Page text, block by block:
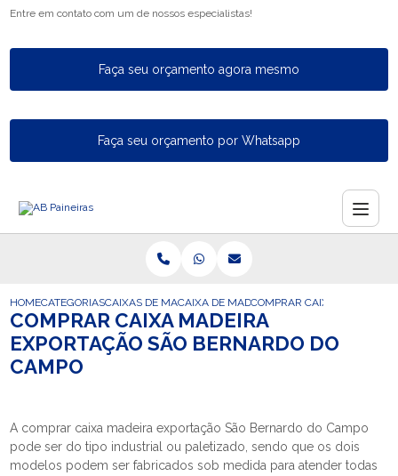
Entre em contato com um de nossos especialistas!
Faça seu orçamento agora mesmo
Faça seu orçamento por Whatsapp
HOMECATEGORIASCAIXAS DE MADEIRA PARA EXPORTACAO
CAIXA DE MADEIRA FUMIGADA DE
COMPRAR CAIXA MADEIRA
COMPRAR CAIXA MADEIRA
EXPORTAÇÃO SÃO BERNARDO DO
CAMPO
A comprar caixa madeira exportação São Bernardo do Campo
pode ser do tipo industrial ou paletizado, sendo que os dois
modelos podem ser fabricados sob medida para atender todas